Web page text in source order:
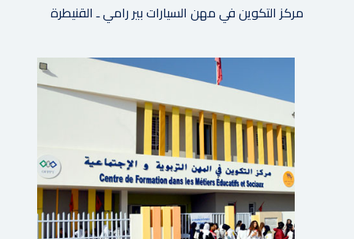
مركز التكوين في مهن السيارات بير رامي ـ القنيطرة